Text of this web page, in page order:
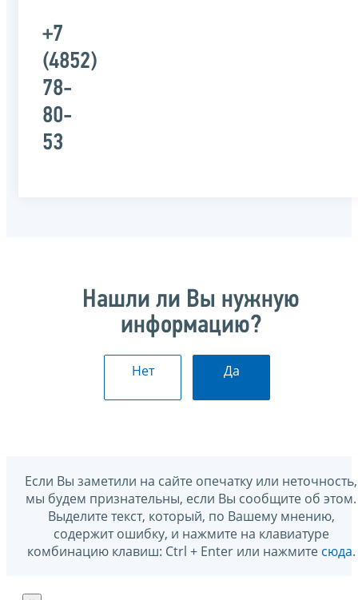
+7
(4852)
78-
80-
53
Нашли ли Вы нужную
информацию?
Нет Да
Если Вы заметили на сайте опечатку или неточность,
мы будем признательны, если Вы сообщите об этом.
Выделите текст, который, по Вашему мнению,
содержит ошибку, и нажмите на клавиатуре
комбинацию клавиш: Ctrl + Enter или нажмите сюда.